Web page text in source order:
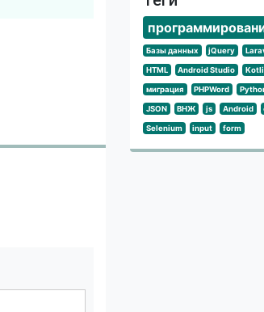
Базы данных jQuery
HTML Android Studio
миграция PHPWord
JSON ВНЖ js Android
Selenium input form